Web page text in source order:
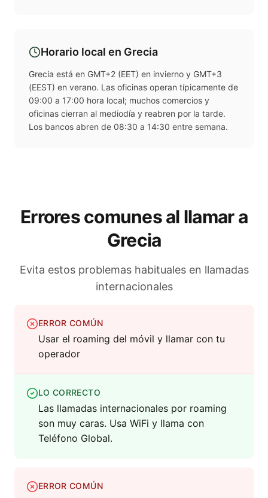
Horario local en Grecia
Grecia está en GMT+2 (EET) en invierno y GMT+3
(EEST) en verano. Las oficinas operan típicamente de
09:00 a 17:00 hora local; muchos comercios y
oficinas cierran al mediodía y reabren por la tarde.
Los bancos abren de 08:30 a 14:30 entre semana.
Errores comunes al llamar a
Grecia
Evita estos problemas habituales en llamadas
internacionales
ERROR COMÚN
Usar el roaming del móvil y llamar con tu
operador
LO CORRECTO
Las llamadas internacionales por roaming
son muy caras. Usa WiFi y llama con
Teléfono Global.
ERROR COMÚN